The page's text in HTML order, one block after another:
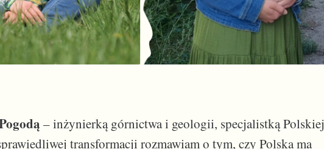
– inżynierką górnictwa i geologii, specjalistką Polskiej
transformacji rozmawiam o tym, czy Polska ma